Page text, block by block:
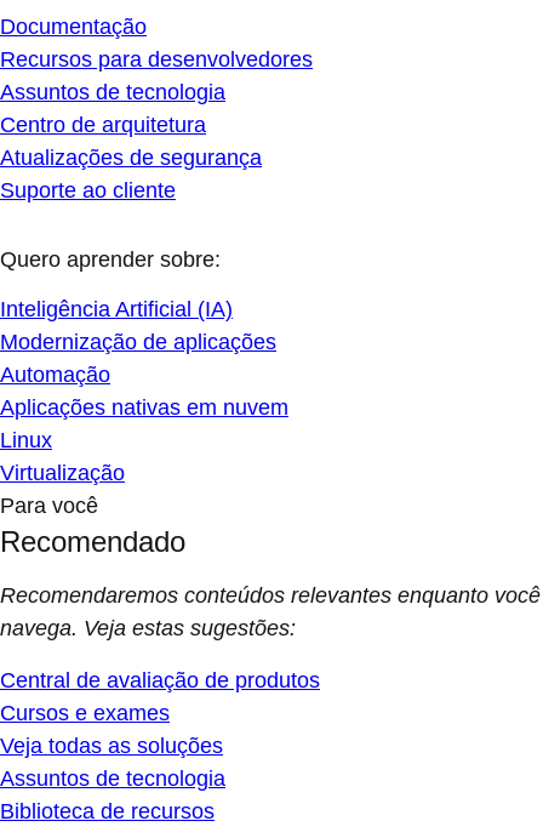
Documentação
Recursos para desenvolvedores
Assuntos de tecnologia
Centro de arquitetura
Atualizações de segurança
Suporte ao cliente
Quero aprender sobre:
Inteligência Artificial (IA)
Modernização de aplicações
Automação
Aplicações nativas em nuvem
Linux
Virtualização
Para você
Recomendado
Recomendaremos conteúdos relevantes enquanto você
navega. Veja estas sugestões:
Central de avaliação de produtos
Cursos e exames
Veja todas as soluções
Assuntos de tecnologia
Biblioteca de recursos